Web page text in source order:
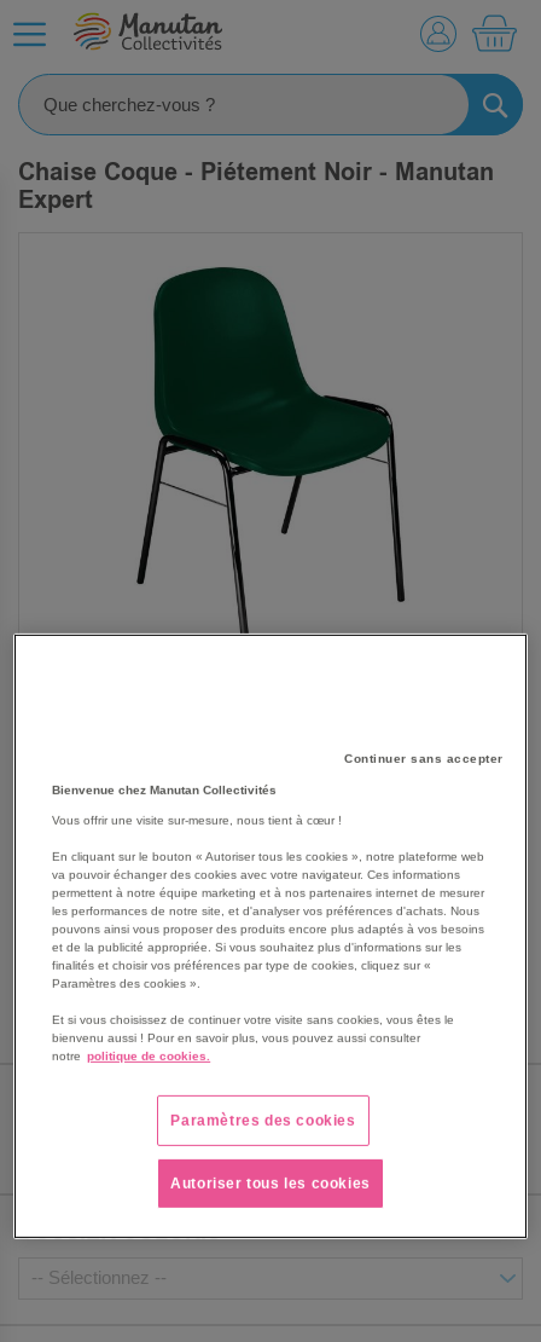
Chaise Coque - Piétement Noir - Manutan
Expert
BEGINNING
IMAGES
Chaise empilable par 10
Patins de protection antidérapants
Monocoque robuste en polypropylène injecté
Voir le descriptif complet
ASSISE COLORIS
DOSSIER COLORIS
Continuer sans accepter
Bienvenue chez Manutan Collectivités
Vous offrir une visite sur-mesure, nous tient à cœur !
En cliquant sur le bouton « Autoriser tous les cookies », notre plateforme web
va pouvoir échanger des cookies avec votre navigateur. Ces informations
permettent à notre équipe marketing et à nos partenaires internet de mesurer
les performances de notre site, et d'analyser vos préférences d'achats. Nous
pouvons ainsi vous proposer des produits encore plus adaptés à vos besoins
et de la publicité appropriée. Si vous souhaitez plus d'informations sur les
finalités et choisir vos préférences par type de cookies, cliquez sur «
Paramètres des cookies ».
Et si vous choisissez de continuer votre visite sans cookies, vous êtes le
bienvenu aussi ! Pour en savoir plus, vous pouvez aussi consulter
notre politique de cookies.
Paramètres des cookies
Autoriser tous les cookies